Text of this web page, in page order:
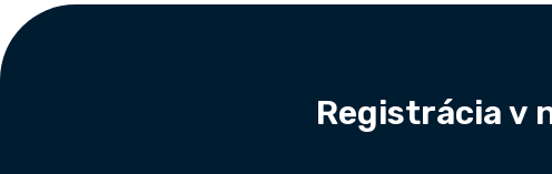
Footer
Registrácia v